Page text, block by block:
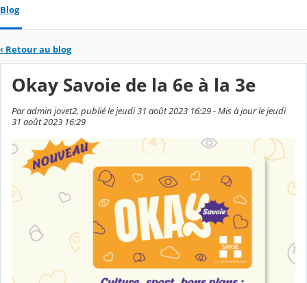
Blog
‹ Retour au blog
Okay Savoie de la 6e à la 3e
Par admin jovet2, publié le jeudi 31 août 2023 16:29 - Mis à jour le jeudi
31 août 2023 16:29